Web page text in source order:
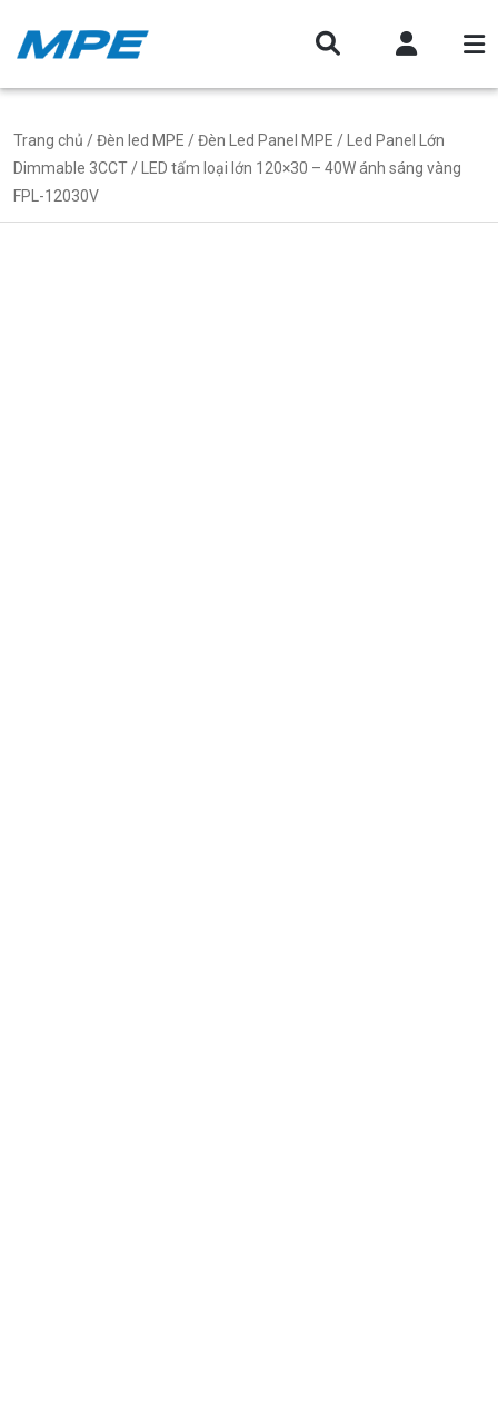
Trang chủ /Đèn led MPE /Đèn Led Panel MPE /
Led Panel Lớn
Dimmable 3CCT / LED tấm loại lớn 120×30 – 40W ánh sáng vàng
FPL-12030V